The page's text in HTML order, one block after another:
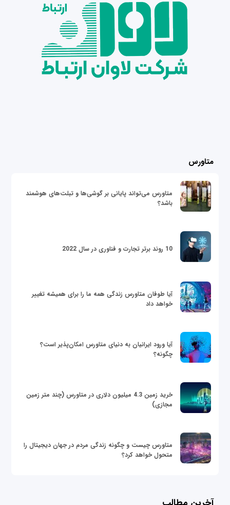
متاورس
متاورس می‌تواند پایانی بر گوشی‌ها و تبلت‌های هوشمند
باشد؟
10 روند برتر تجارت و فناوری در سال 2022
آیا طوفان متاورس زندگی همه ما را برای همیشه تغییر
خواهد داد
آیا ورود ایرانیان به دنیای متاورس امکان‌پذیر است؟
چگونه؟
خرید زمین 4.3 میلیون دلاری در متاورس (چند متر زمین
مجازی)
متاورس چیست و چگونه زندگی مردم در جهان دیجیتال را
متحول خواهد کرد؟